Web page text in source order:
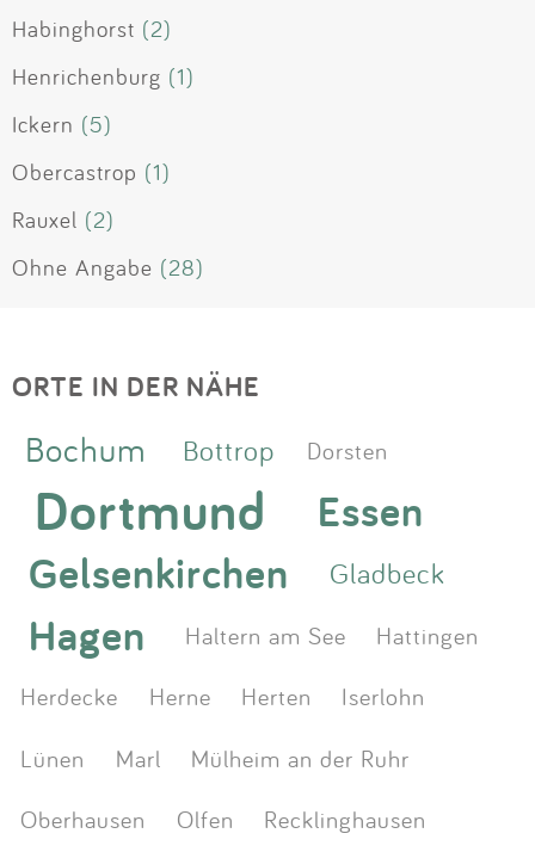
Habinghorst (2)
Henrichenburg (1)
Ickern (5)
Obercastrop (1)
Rauxel (2)
Ohne Angabe (28)
ORTE IN DER NÄHE
Bochum Bottrop Dorsten
Dortmund
Essen
Gelsenkirchen
Gladbeck
Hagen Haltern am See
Hattingen
Herdecke
Herne Herten
Iserlohn
Lünen
Marl
Mülheim an der Ruhr
Oberhausen
Olfen
Recklinghausen